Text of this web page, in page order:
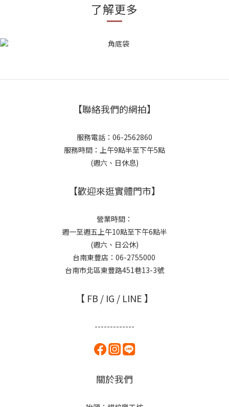
了解更多
【聯絡我們的網拍】
服務電話：06-2562860
服務時間：上午9點半至下午5點
(週六、日休息)
【歡迎來逛實體門市】
營業時間：
週一至週五上午10點至下午6點半
(週六、日公休)
台南東豐店：06-2755000
台南市北區東豐路451巷13-3號
【 FB / IG / LINE 】
-------------
關於我們